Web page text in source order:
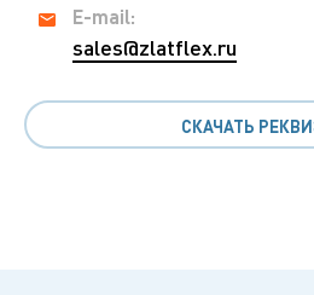
E-mail:
sales@zlatflex.ru
СКАЧАТЬ